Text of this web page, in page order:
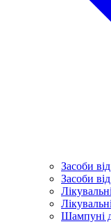
Засоби
Засоби
Шампуні